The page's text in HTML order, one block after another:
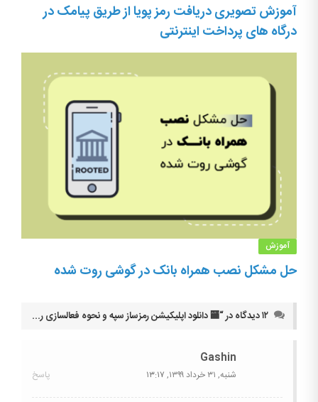
آموزش تصویری دریافت رمز پویا از طریق پیامک در
درگاه های پرداخت اینترنتی
آموزش
حل مشکل نصب همراه بانک در گوشی روت شده
🏧 دانلود اپلیکیشن رمزساز سپه و نحوه فعالسازی رمز یکبار مصرف بانک سپه
Gashin
شنبه, ۳۱ خرداد ۱۳۹۹, ۱۳:۱۷ پاسخ